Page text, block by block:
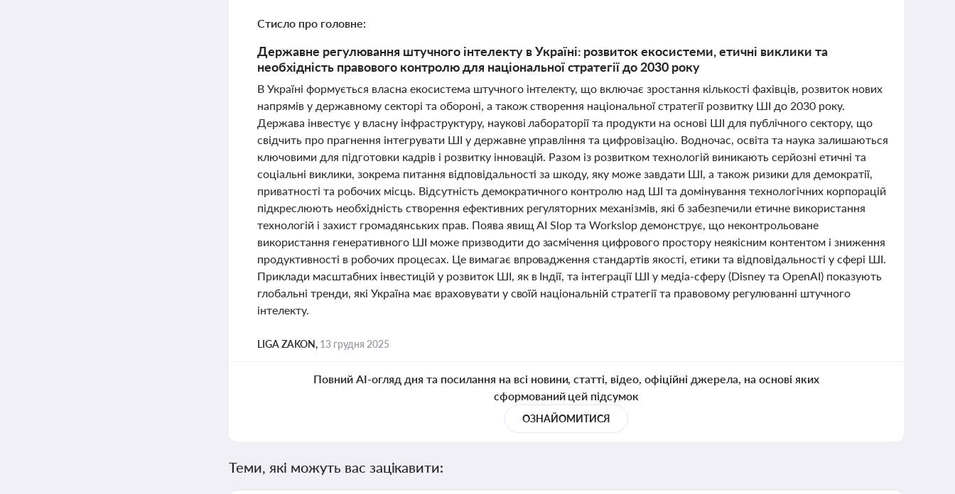
Стисло про головне:
Державне регулювання штучного інтелекту в Україні: розвиток екосистеми, етичні виклики та
необхідність правового контролю для національної стратегії до 2030 року
В Україні формується власна екосистема штучного інтелекту, що включає зростання кількості фахівців, розвиток нових
напрямів у державному секторі та обороні, а також створення національної стратегії розвитку ШІ до 2030 року.
Держава інвестує у власну інфраструктуру, наукові лабораторії та продукти на основі ШІ для публічного сектору, що
свідчить про прагнення інтегрувати ШІ у державне управління та цифровізацію. Водночас, освіта та наука залишаються
ключовими для підготовки кадрів і розвитку інновацій. Разом із розвитком технологій виникають серйозні етичні та
соціальні виклики, зокрема питання відповідальності за шкоду, яку може завдати ШІ, а також ризики для демократії,
приватності та робочих місць. Відсутність демократичного контролю над ШІ та домінування технологічних корпорацій
підкреслюють необхідність створення ефективних регуляторних механізмів, які б забезпечили етичне використання
технологій і захист громадянських прав. Поява явищ AI Slop та Workslop демонструє, що неконтрольоване
використання генеративного ШІ може призводити до засмічення цифрового простору неякісним контентом і зниження
продуктивності в робочих процесах. Це вимагає впровадження стандартів якості, етики та відповідальності у сфері ШІ.
Приклади масштабних інвестицій у розвиток ШІ, як в Індії, та інтеграції ШІ у медіа-сферу (Disney та OpenAI) показують
глобальні тренди, які Україна має враховувати у своїй національній стратегії та правовому регулюванні штучного
інтелекту.
LIGA ZAKON, 13 грудня 2025
Повний AI-огляд дня та посилання на всі новини, статті, відео, офіційні джерела, на основі яких
сформований цей підсумок
ОЗНАЙОМИТИСЯ
Теми, які можуть вас зацікавити: